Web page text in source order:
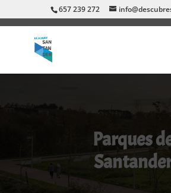
657 239 272
Parques